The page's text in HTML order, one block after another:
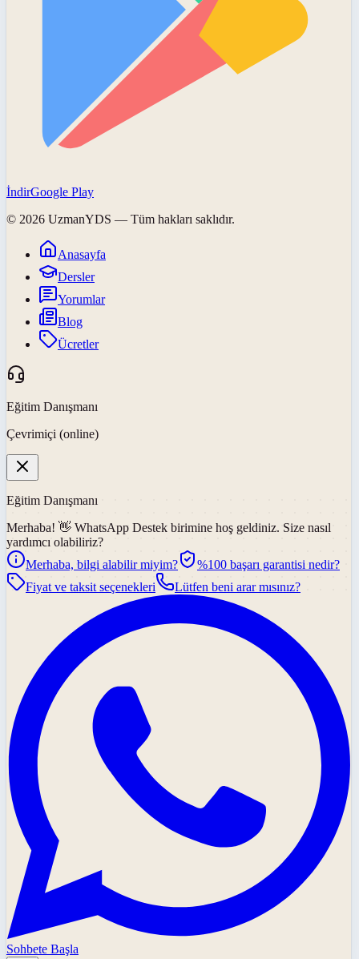
İndirGoogle Play
© 2026 UzmanYDS — Tüm hakları saklıdır.
Anasayfa
Dersler
Yorumlar
Blog
Ücretler
Eğitim Danışmanı
Çevrimiçi (online)
Eğitim Danışmanı
Merhaba! 👋 WhatsApp Destek birimine hoş geldiniz. Size nasıl
yardımcı olabiliriz?
Merhaba, bilgi alabilir miyim?
%100 başarı garantisi nedir?
Fiyat ve taksit seçenekleri
Lütfen beni arar mısınız?
Sohbete Başla